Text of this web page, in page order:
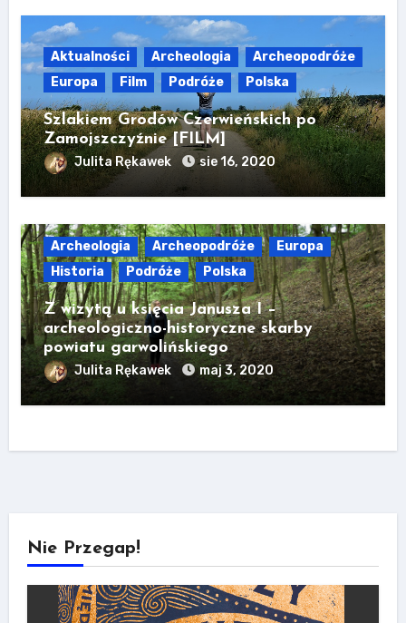
Aktualności Archeologia
Archeopodróże
Europa
Film Podróże Polska
Szlakiem Grodów Czerwieńskich po
Zamojszczyźnie [FILM]
Julita Rękawek sie 16, 2020
Archeologia Archeopodróże
Europa
Historia
Podróże Polska
Z wizytą u księcia Janusza I –
archeologiczno-historyczne skarby
powiatu garwolińskiego
Julita Rękawek maj 3, 2020
Nie Przegap!